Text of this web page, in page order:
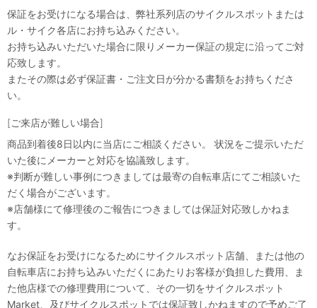
保証をお受けになる場合は、弊社系列店のサイクルスポットまたは
ル・サイク各店にお持ち込みください。
お持ち込みいただいた場合に限りメーカー保証の規定に沿ってご対
応致します。
またその際は必ず保証書・ご注文日が分かる書類をお持ちくださ
い。
[ご来店が難しい場合]
商品到着後8日以内に当店にご相談ください。 状況をご提示いただ
いた後にメーカーと対応を協議致します。
※判断が難しい事例につきましては最寄の自転車店にてご相談いた
だく場合がございます。
※店舗様にて修理後のご報告につきましては保証対応致しかねま
す。
なお保証をお受けになるためにサイクルスポット店舗、または他の
自転車店にお持ち込みいただくにあたりお客様が負担した費用、ま
た他店様での修理費用について、その一切をサイクルスポット
Market、及びサイクルスポットでは保証致しかねますので予めご了